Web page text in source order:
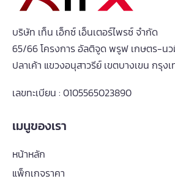
บริษัท เท็น เอ็กซ์ เอ็นเตอร์ไพรซ์ จำกัด
65/66 โครงการ อัลติจูด พรูฟ เกษตร-น
ปลาเค้า แขวงอนุสาวรีย์ เขตบางเขน กรุง
เลขทะเบียน : 0105565023890
เมนูของเรา
หน้าหลัก
แพ็กเกจราคา